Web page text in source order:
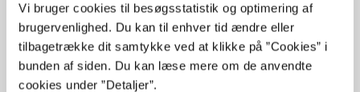
Vi bruger cookies til besøgsstatistik og optimering af
brugervenlighed. Du kan til enhver tid ændre eller
tilbagetrække dit samtykke ved at klikke på ”Cookies” i
bunden af siden. Du kan læse mere om de anvendte
cookies under ”Detaljer”.
Artikler med samme emner
Fra